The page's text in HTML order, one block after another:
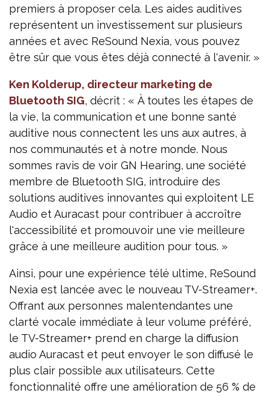
premiers à proposer cela. Les aides auditives
représentent un investissement sur plusieurs
années et avec ReSound Nexia, vous pouvez
être sûr que vous êtes déjà connecté à l'avenir. »
Ken Kolderup, directeur marketing de
Bluetooth SIG, décrit : « À toutes les étapes de
la vie, la communication et une bonne santé
auditive nous connectent les uns aux autres, à
nos communautés et à notre monde. Nous
sommes ravis de voir GN Hearing, une société
membre de Bluetooth SIG, introduire des
solutions auditives innovantes qui exploitent LE
Audio et Auracast pour contribuer à accroître
l'accessibilité et promouvoir une vie meilleure
grâce à une meilleure audition pour tous. »
Ainsi, pour une expérience télé ultime, ReSound
Nexia est lancée avec le nouveau TV-Streamer+.
Offrant aux personnes malentendantes une
clarté vocale immédiate à leur volume préféré,
le TV-Streamer+ prend en charge la diffusion
audio Auracast et peut envoyer le son diffusé le
plus clair possible aux utilisateurs. Cette
fonctionnalité offre une amélioration de 56 % de